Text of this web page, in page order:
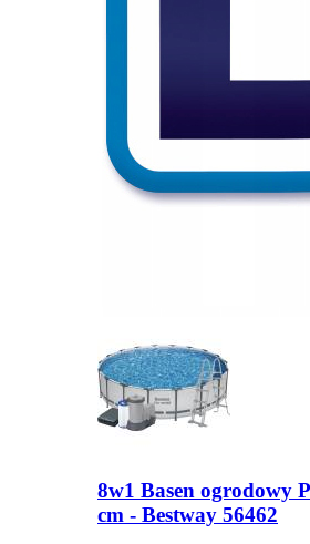
8w1 Basen ogrodowy
cm - Bestway 56462